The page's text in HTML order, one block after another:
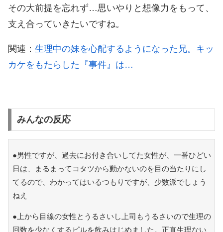
その大前提を忘れず…思いやりと想像力をもって、
支え合っていきたいですね。
関連： 生理中の妹を心配するようになった兄。キッ
カケをもたらした『事件』は…
みんなの反応
●男性ですが、過去にお付き合いしてた女性が、一番ひどい
日は、まるまってコタツから動かないのを目の当たりにし
てるので、わかってはいるつもりですが、少数派でしょう
ねえ
●上から目線の女性とうるさいし上司もうるさいので生理の
回数を少なくするピルを飲みはじめました。正直生理ない